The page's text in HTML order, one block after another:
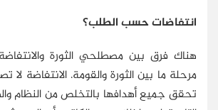
انتفاضات حسب الطلب؟
هناك فرق بين مصطلحي الثورة
مرحلة ما بين الثورة والقومة. الانتفاضة لا
تحقق جميع أهدافها بالتخلص من النظام